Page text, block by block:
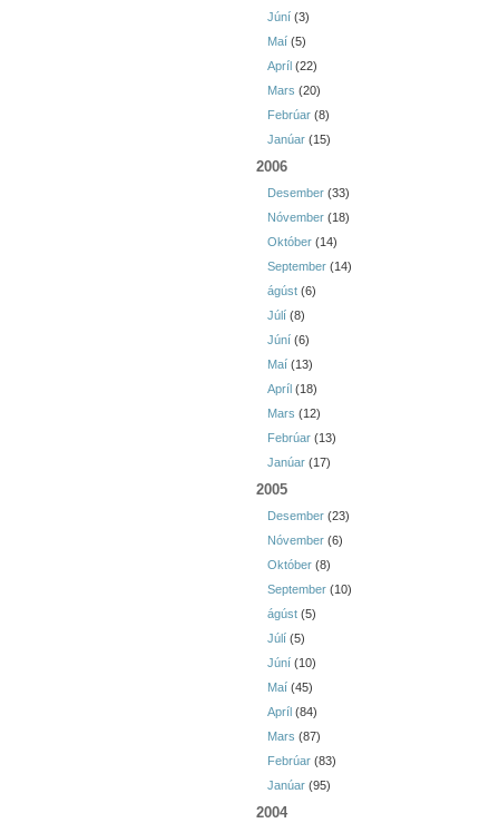
Júní (3)
Maí (5)
Apríl (22)
Mars (20)
Febrúar (8)
Janúar (15)
2006
Desember (33)
Nóvember (18)
Október (14)
September (14)
ágúst (6)
Júlí (8)
Júní (6)
Maí (13)
Apríl (18)
Mars (12)
Febrúar (13)
Janúar (17)
2005
Desember (23)
Nóvember (6)
Október (8)
September (10)
ágúst (5)
Júlí (5)
Júní (10)
Maí (45)
Apríl (84)
Mars (87)
Febrúar (83)
Janúar (95)
2004